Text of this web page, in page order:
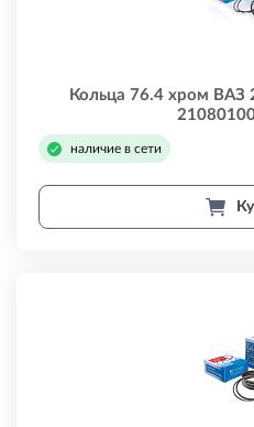
Кольца 76.4 хром ВАЗ
наличие в сети